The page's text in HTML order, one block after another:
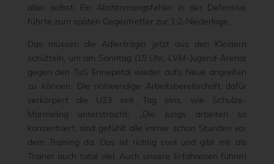
aber selbst. Ein Abstimmungsfehler in der Defensive
führte zum späten Gegentreffer zur 1:2-Niederlage.
Das müssen die Adlerträger jetzt aus den Kleidern
schütteln, um am Sonntag (15 Uhr, LVM-Jugend-Arena)
gegen den TuS Ennepetal wieder aufs Neue angreifen
zu können. Die notwendige Arbeitsbereitschaft dafür
verkörpert die U23 seit Tag eins, wie Schulze-
Marmeling unterstreicht: „Die Jungs arbeiten so
konzentriert, sind gefühlt alle immer schon Stunden vor
dem Training da. Das ist richtig cool und gibt mir als
Trainer auch total viel. Auch unsere Erfahrenen führen